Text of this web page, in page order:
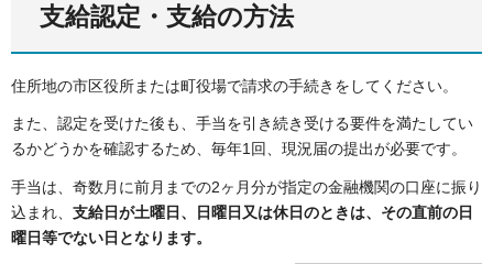
支給認定・支給の方法
住所地の市区役所または町役場で請求の手続きをしてください。
また、認定を受けた後も、手当を引き続き受ける要件を満たしてい
るかどうかを確認するため、毎年1回、現況届の提出が必要です。
手当は、奇数月に前月までの2ヶ月分が指定の金融機関の口座に振り
込まれ、 支給日が土曜日、日曜日又は休日のときは、その直前の日
曜日等でない日となります。